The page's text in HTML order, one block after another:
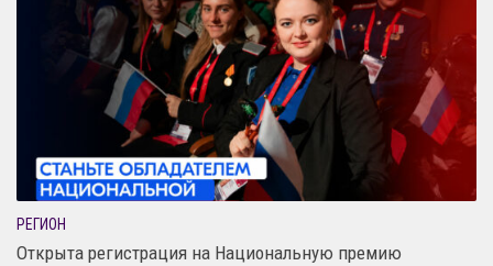
РЕГИОН
Открыта регистрация на Национальную премию